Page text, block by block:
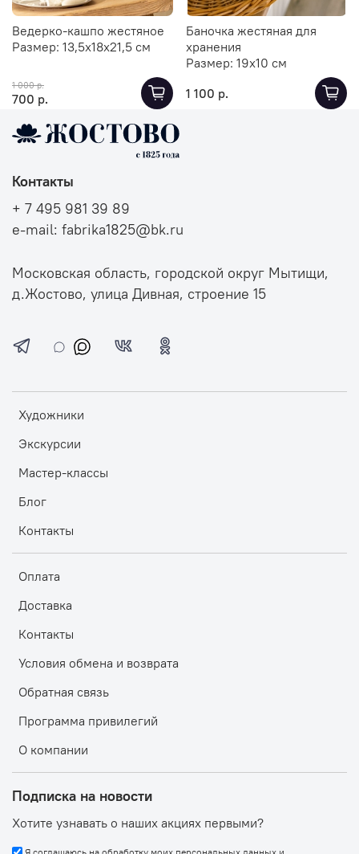
Ведерко-кашпо жестяное
Размер: 13,5х18х21,5 см
1 000 р.
700 р.
Баночка жестяная для
хранения
Размер: 19х10 см
1 100 р.
Художники
Экскурсии
Мастер-классы
Блог
Контакты
Оплата
Доставка
Контакты
Условия обмена и возврата
Обратная связь
Программа привилегий
О компании
Подписка на новости
Хотите узнавать о наших акциях первыми?
Контакты
+ 7 495 981 39 89
e-mail: fabrika1825@bk.ru
Московская область, городской округ Мытищи,
д.Жостово, улица Дивная, строение 15